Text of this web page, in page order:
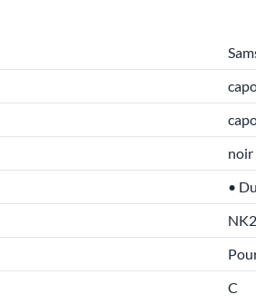
noir
•
C